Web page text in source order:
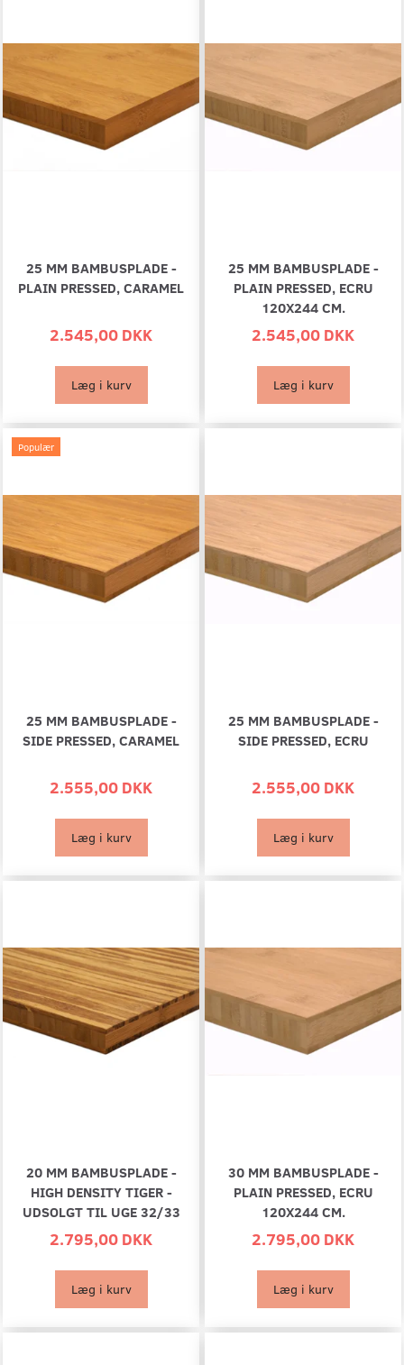
25 MM BAMBUSPLADE -
PLAIN PRESSED, CARAMEL
2.545,00 DKK
Læg i kurv
25 MM BAMBUSPLADE -
PLAIN PRESSED, ECRU
120X244 CM.
2.545,00 DKK
Læg i kurv
Populær
25 MM BAMBUSPLADE -
SIDE PRESSED, CARAMEL
2.555,00 DKK
Læg i kurv
25 MM BAMBUSPLADE -
SIDE PRESSED, ECRU
2.555,00 DKK
Læg i kurv
20 MM BAMBUSPLADE -
HIGH DENSITY TIGER -
UDSOLGT TIL UGE 32/33
2.795,00 DKK
Læg i kurv
30 MM BAMBUSPLADE -
PLAIN PRESSED, ECRU
120X244 CM.
2.795,00 DKK
Læg i kurv